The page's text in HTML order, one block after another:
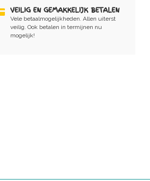
VEILIG EN GEMAKKELIJK BETALEN
Vele betaalmogelijkheden. Allen uiterst
veilig. Ook betalen in termijnen nu
mogelijk!